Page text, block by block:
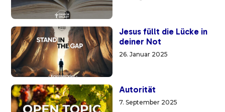
Jesus füllt die Lücke in
deiner Not
26. Januar 2025
Autorität
7. September 2025